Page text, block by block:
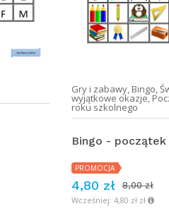
Gry i zabawy, Bingo,
wyjątkowe okazje,
roku szkolnego
Bingo - początek
PROMOCJA
4,80 zł
8,00 zł
Wcześniej: 4,80 zł zł